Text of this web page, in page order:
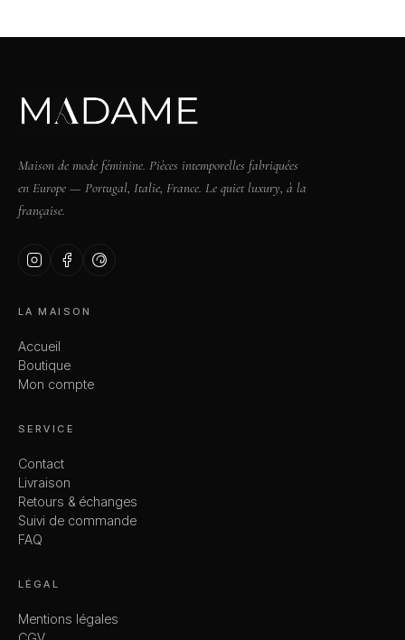
Maison de mode féminine. Pièces intemporelles fabriquées
en Europe — Portugal, Italie, France. Le quiet luxury, à la
française.
LA MAISON
Accueil
Boutique
Mon compte
SERVICE
Contact
Livraison
Retours & échanges
Suivi de commande
FAQ
LÉGAL
Mentions légales